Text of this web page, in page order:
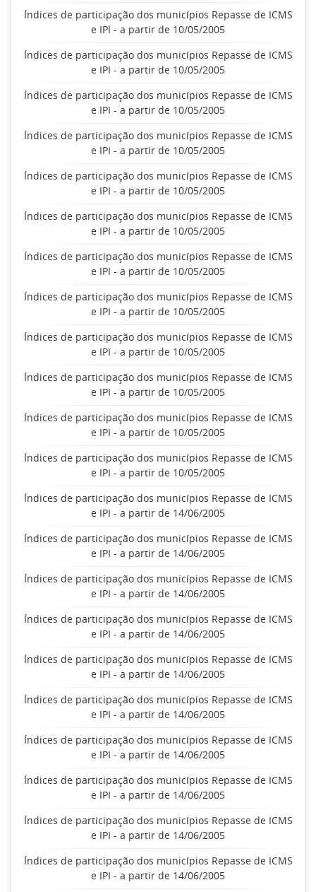
Índices de participação dos municípios Repasse de ICMS
e IPI - a partir de 10/05/2005
Índices de participação dos municípios Repasse de ICMS
e IPI - a partir de 10/05/2005
Índices de participação dos municípios Repasse de ICMS
e IPI - a partir de 10/05/2005
Índices de participação dos municípios Repasse de ICMS
e IPI - a partir de 10/05/2005
Índices de participação dos municípios Repasse de ICMS
e IPI - a partir de 10/05/2005
Índices de participação dos municípios Repasse de ICMS
e IPI - a partir de 10/05/2005
Índices de participação dos municípios Repasse de ICMS
e IPI - a partir de 10/05/2005
Índices de participação dos municípios Repasse de ICMS
e IPI - a partir de 10/05/2005
Índices de participação dos municípios Repasse de ICMS
e IPI - a partir de 10/05/2005
Índices de participação dos municípios Repasse de ICMS
e IPI - a partir de 10/05/2005
Índices de participação dos municípios Repasse de ICMS
e IPI - a partir de 10/05/2005
Índices de participação dos municípios Repasse de ICMS
e IPI - a partir de 10/05/2005
Índices de participação dos municípios Repasse de ICMS
e IPI - a partir de 14/06/2005
Índices de participação dos municípios Repasse de ICMS
e IPI - a partir de 14/06/2005
Índices de participação dos municípios Repasse de ICMS
e IPI - a partir de 14/06/2005
Índices de participação dos municípios Repasse de ICMS
e IPI - a partir de 14/06/2005
Índices de participação dos municípios Repasse de ICMS
e IPI - a partir de 14/06/2005
Índices de participação dos municípios Repasse de ICMS
e IPI - a partir de 14/06/2005
Índices de participação dos municípios Repasse de ICMS
e IPI - a partir de 14/06/2005
Índices de participação dos municípios Repasse de ICMS
e IPI - a partir de 14/06/2005
Índices de participação dos municípios Repasse de ICMS
e IPI - a partir de 14/06/2005
Índices de participação dos municípios Repasse de ICMS
e IPI - a partir de 14/06/2005